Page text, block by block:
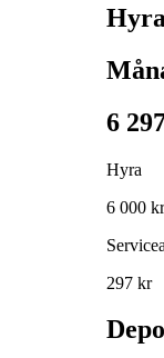
Hyra
6
Hyra
6 000 kr
297 kr